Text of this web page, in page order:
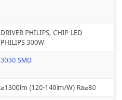
DRIVER PHILIPS, CHIP LED
PHILIPS 300W
3030 SMD
≥1300lm (120-140lm/W) Ra≥80